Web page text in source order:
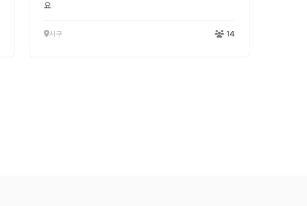
요
서구 14